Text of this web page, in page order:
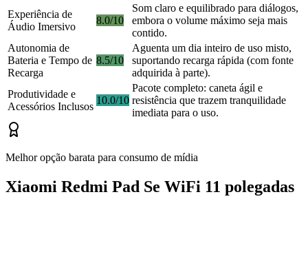
Experiência de
Áudio Imersivo
8.0/10
Som claro e equilibrado para diálogos,
embora o volume máximo seja mais
contido.
Autonomia de
Bateria e Tempo de
Recarga
8.5/10
Aguenta um dia inteiro de uso misto,
suportando recarga rápida (com fonte
adquirida à parte).
Produtividade e
Acessórios Inclusos
10.0/10
Pacote completo: caneta ágil e
resistência que trazem tranquilidade
imediata para o uso.
Melhor opção barata para consumo de mídia
Xiaomi Redmi Pad Se WiFi 11 polegadas